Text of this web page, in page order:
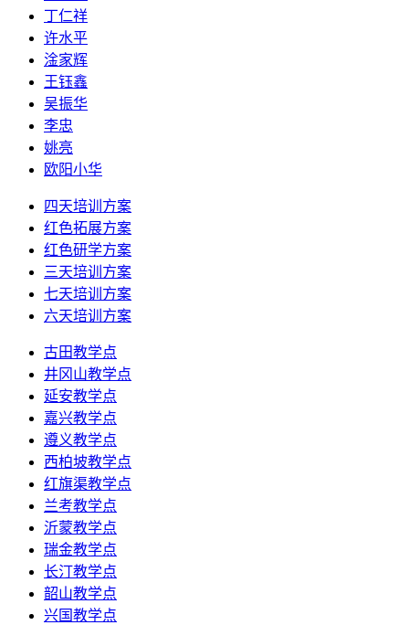
丁仁祥
许水平
淦家辉
王钰鑫
吴振华
李忠
姚亮
欧阳小华
四天培训方案
红色拓展方案
红色研学方案
三天培训方案
七天培训方案
六天培训方案
古田教学点
井冈山教学点
延安教学点
嘉兴教学点
遵义教学点
西柏坡教学点
红旗渠教学点
兰考教学点
沂蒙教学点
瑞金教学点
长汀教学点
韶山教学点
兴国教学点